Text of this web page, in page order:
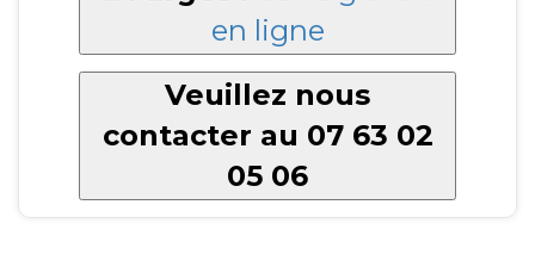
en ligne
Veuillez nous
contacter au 07 63 02
05 06